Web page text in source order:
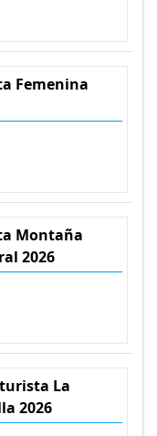
Femenina
Montaña
2026
La
2026